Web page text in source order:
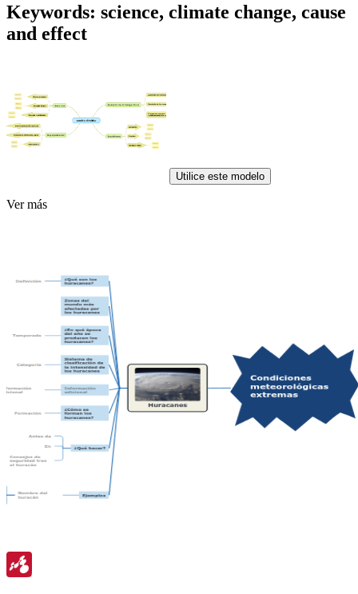
Keywords: science, climate change, cause
and effect
Utilice este modelo
Ver más